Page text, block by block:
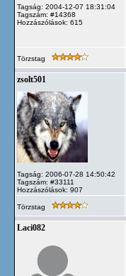
Tagság: 2004-12-07 18:31:04
Tagszám: #14368
Hozzászólások: 615
Törzstag
zsolt501
Tagság: 2006-07-28 14:50:42
Tagszám: #33111
Hozzászólások: 907
Törzstag
Laci082